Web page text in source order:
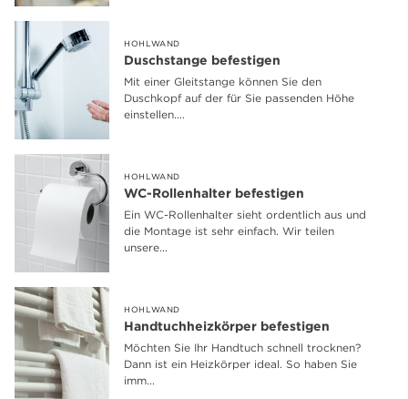
HOHLWAND
Duschstange befestigen
Mit einer Gleitstange können Sie den
Duschkopf auf der für Sie passenden Höhe
einstellen....
HOHLWAND
WC-Rollenhalter befestigen
Ein WC-Rollenhalter sieht ordentlich aus und
die Montage ist sehr einfach. Wir teilen
unsere...
HOHLWAND
Handtuchheizkörper befestigen
Möchten Sie Ihr Handtuch schnell trocknen?
Dann ist ein Heizkörper ideal. So haben Sie
imm...